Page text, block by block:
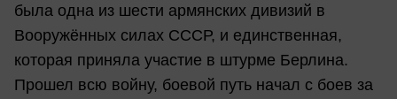
была одна из шести армянских дивизий в
Вооружённых силах СССР, и единственная,
которая приняла участие в штурме Берлина.
Прошел всю войну, боевой путь начал с боев за